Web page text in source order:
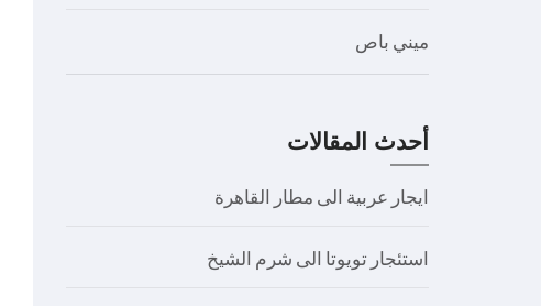
ميني باص
أحدث المقالات
ايجار عربية الى مطار القاهرة
استئجار تويوتا الى شرم الشيخ